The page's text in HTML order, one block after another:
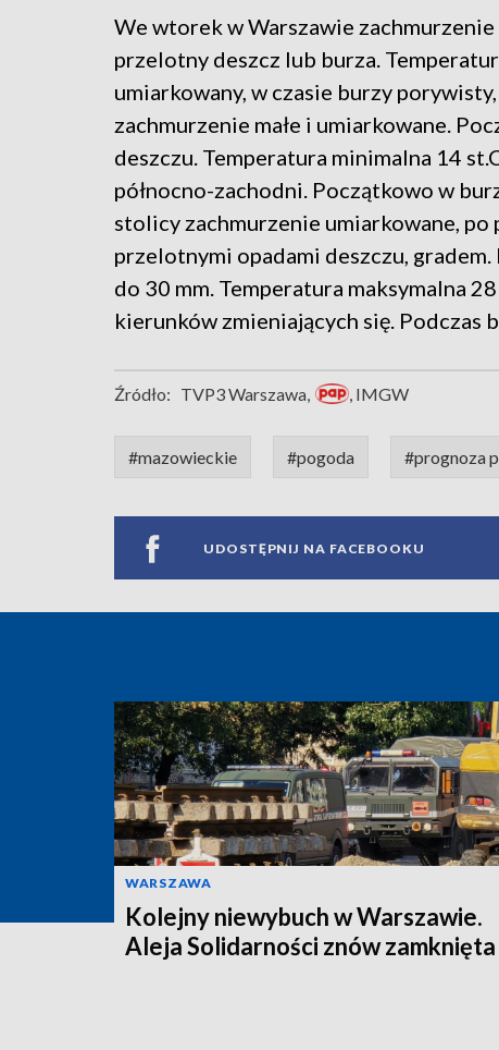
We wtorek w Warszawie
przelotny deszcz lub burza.
umiarkowany, w czasie burzy
zachmurzenie małe i umiarkowane.
deszczu. Temperatura minimalna 14
północno-zachodni. Początkowo w
stolicy zachmurzenie umiarkowane, po
przelotnymi opadami deszczu,
do 30 mm. Temperatura maksymalna
kierunków zmieniających się. Podczas
Źródło: TVP3 Warszawa, , IMGW
#mazowieckie #pogoda #prognoza
UDOSTĘPNIJ NA FACEBOOKU
WARSZAWA
Kolejny niewybuch w Warszawie.
Aleja Solidarności znów zamknięta